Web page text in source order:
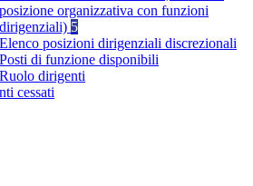
posizione organizzativa con funzioni
dirigenziali) 5
Elenco posizioni dirigenziali discrezionali
Posti di funzione disponibili
Ruolo dirigenti
cessati